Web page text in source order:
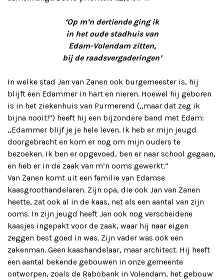
‘Op m’n dertiende ging ik
in het oude stadhuis van
Edam-Volendam zitten,
bij de raadsvergaderingen’
In welke stad Jan van Zanen ook burgemeester is, hij
blijft een Edammer in hart en nieren. Hoewel hij geboren
is in het ziekenhuis van Purmerend (,,maar dat zeg ik
bijna nooit!”) heeft hij een bijzondere band met Edam:
,,Edammer blijf je je hele leven. Ik heb er mijn jeugd
doorgebracht en kom er nog om mijn ouders te
bezoeken. Ik ben er opgevoed, ben er naar school gegaan,
en heb er in de zaak van m’n ooms gewerkt.”
Van Zanen komt uit een familie van Edamse
kaasgroothandelaren. Zijn opa, die ook Jan van Zanen
heette, zat ook al in de kaas, net als een aantal van zijn
ooms. In zijn jeugd heeft Jan ook nog verscheidene
kaasjes ingepakt voor de zaak, waar hij naar eigen
zeggen best goed in was. Zijn vader was ook een
zakenman. Geen kaashandelaar, maar architect. Hij heeft
een aantal bekende gebouwen in onze gemeente
ontworpen, zoals de Rabobank in Volendam, het gebouw